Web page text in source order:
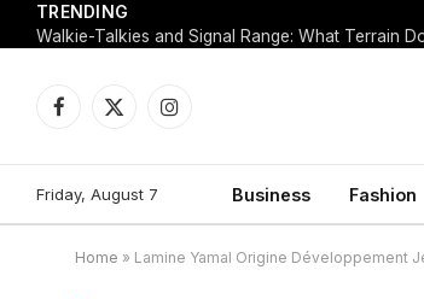
TRENDING
Walkie-Talkies and Signal Range: What Terrain
Facebook
X
Instagram
Friday, August 7 Business Fashion
Home » Lamine Yamal Origine Développement